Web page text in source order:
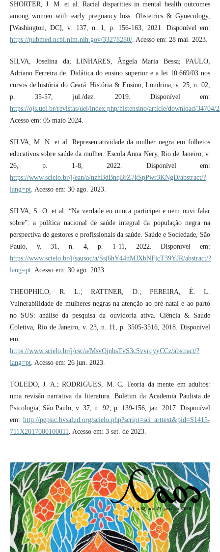
SHORTER, J. M. et al. Racial disparities in mental health outcomes
among women with early pregnancy loss. Obstetrics & Gynecology,
[Washington, DC], v. 137, n. 1, p. 156-163, 2021. Disponível em:
https://pubmed.ncbi.nlm.nih.gov/33278280/. Acesso em: 28 mai. 2023.
SILVA, Joselina da; LINHARES, Ângela Maria Bessa; PAULO,
Adriano Ferreira de. Didática do ensino superior e a lei 10.669/03 nos
cursos de história do Ceará. História & Ensino, Londrina, v. 25, n. 02,
p. 35-57, jul./dez. 2019. Disponível em:
https://ojs.uel.br/revistas/uel/index.php/histensino/article/download/34704/
Acesso em: 05 maio 2024.
SILVA, M. N. et al. Representatividade da mulher negra em folhetos
educativos sobre saúde da mulher. Escola Anna Nery, Rio de Janeiro, v.
26, p. 1-8, 2022. Disponível em:
https://www.scielo.br/j/ean/a/nzhBdBnqBrZ7kSpPwr3KNgD/abstract/?
lang=pt. Acesso em: 30 ago. 2023.
SILVA, S. O. et al. “Na verdade eu nunca participei e nem ouvi falar
sobre”: a política nacional de saúde integral da população negra na
perspectiva de gestores e profissionais da saúde. Saúde e Sociedade, São
Paulo, v. 31, n. 4, p. 1-11, 2022. Disponível em:
https://www.scielo.br/j/sausoc/a/Ssj6hY44nMJXbNFjcT39YJR/abstract/?
lang=pt. Acesso em: 30 ago. 2023.
THEOPHILO, R. L.; RATTNER, D.; PEREIRA, É. L.
Vulnerabilidade de mulheres negras na atenção ao pré-natal e ao parto
no SUS: análise da pesquisa da ouvidoria ativa. Ciência & Saúde
Coletiva, Rio de Janeiro, v. 23, n. 11, p. 3505-3516, 2018. Disponível
em:
https://www.scielo.br/j/csc/a/MsvQjnbsTvS3cSvvrqyyCCz/abstract/?
lang=pt. Acesso em: 26 jun. 2023.
TOLEDO, J. A.; RODRIGUES, M. C. Teoria da mente em adultos:
uma revisão narrativa da literatura. Boletim da Academia Paulista de
Psicologia, São Paulo, v. 37, n. 92, p. 139-156, jan. 2017. Disponível
em:http://pepsic.bvsalud.org/scielo.php?script=sci_arttext&pid=S1415-
711X2017000100011. Acesso em: 3 set. de 2023.